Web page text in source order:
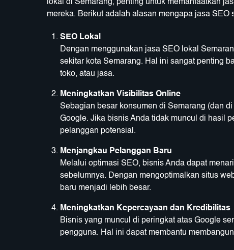
lokal di Semarang, penting untuk memanfaatkan
mereka. Berikut adalah alasan mengapa jasa SEO
SEO Lokal
Dengan menggunakan jasa SEO lokal
sekitar kota Semarang. Hal ini sangat penting
toko, atau jasa.
Meningkatkan Visibilitas Online
Sebagian besar konsumen di Semarang (dan
Google. Jika bisnis Anda tidak muncul di hasil
pelanggan potensial.
Menjangkau Pelanggan Baru
Melalui optimasi SEO, bisnis Anda dapat
sebelumnya. Dengan mengoptimalkan situs
baru menjadi lebih besar.
Meningkatkan Kepercayaan dan Kredibilitas
Bisnis yang muncul di peringkat atas Google
pengguna. Hal ini dapat membantu